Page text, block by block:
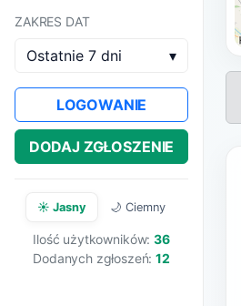
ZAKRES DAT
Ostatnie 7 dni ▾
LOGOWANIE
DODAJ ZGŁOSZENIE
☀️ Jasny 🌙 Ciemny
Ilość użytkowników:36
Dodanych zgłoszeń:12